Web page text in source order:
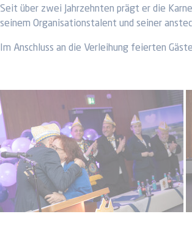
Seit über zwei Jahrzehnten prägt er die
seinem Organisationstalent und seiner
Im Anschluss an die Verleihung feierten